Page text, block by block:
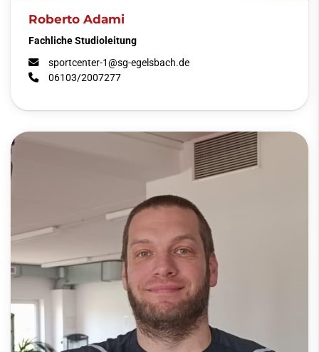
Roberto Adami
Fachliche Studioleitung
sportcenter-1@sg-egelsbach.de
06103/2007277